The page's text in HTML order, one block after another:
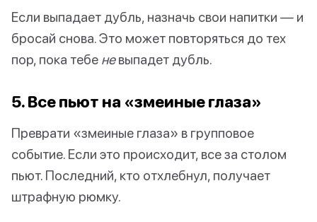
Если выпадает дубль, назначь свои напитки — и
бросай снова. Это может повторяться до тех
пор, пока тебе невыпадет дубль.
5. Все пьют на «змеиные глаза»
Преврати «змеиные глаза» в групповое
событие. Если это происходит, все за столом
пьют. Последний, кто отхлебнул, получает
штрафную рюмку.